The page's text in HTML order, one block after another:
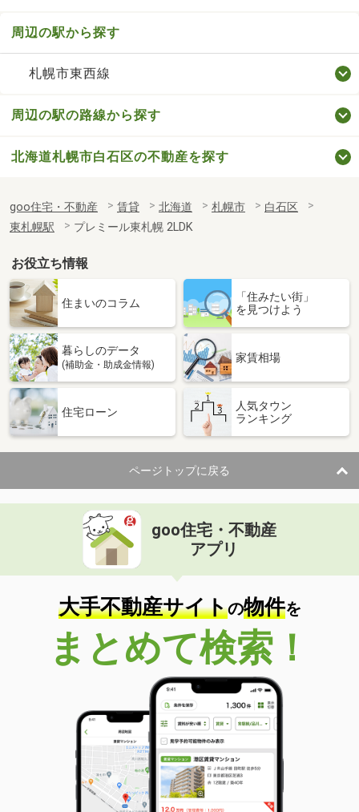
周辺の駅から探す
札幌市東西線
周辺の駅の路線から探す
北海道札幌市白石区の不動産を探す
goo住宅・不動産 賃貸 北海道 札幌市
白石区
東札幌駅
プレミール東札幌 2LDK
お役立ち情報
住まいのコラム
「住みたい街」
を見つけよう
暮らしのデータ
(補助金・助成金情報)
家賃相場
住宅ローン
人気タウン
ランキング
ページトップに戻る
goo住宅・不動産
アプリ
大手不動産サイトの物件を
まとめて検索！